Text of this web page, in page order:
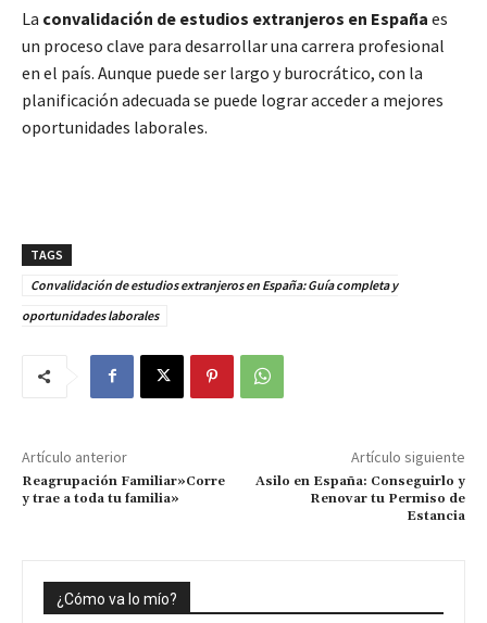
La convalidación de estudios extranjeros en España es
un proceso clave para desarrollar una carrera profesional
en el país. Aunque puede ser largo y burocrático, con la
planificación adecuada se puede lograr acceder a mejores
oportunidades laborales.
TAGS
Convalidación de estudios extranjeros en España: Guía completa y
oportunidades laborales
Artículo anterior
Reagrupación Familiar»Corre
y trae a toda tu familia»
Artículo siguiente
Asilo en España: Conseguirlo y
Renovar tu Permiso de
Estancia
¿Cómo va lo mío?